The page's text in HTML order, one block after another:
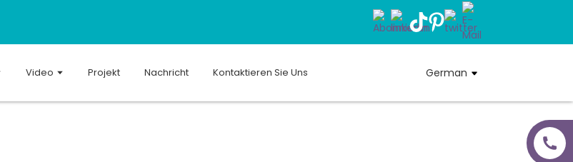
Video Projekt Nachricht Kontaktieren Sie Uns German